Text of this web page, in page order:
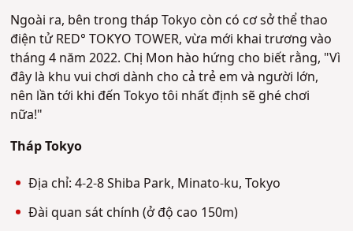
Ngoài ra, bên trong tháp Tokyo còn có cơ sở thể thao
điện tử RED° TOKYO TOWER, vừa mới khai trương vào
tháng 4 năm 2022. Chị Mon hào hứng cho biết rằng, "Vì
đây là khu vui chơi dành cho cả trẻ em và người lớn,
nên lần tới khi đến Tokyo tôi nhất định sẽ ghé chơi
nữa!"
Tháp Tokyo
Địa chỉ: 4-2-8 Shiba Park, Minato-ku, Tokyo
Đài quan sát chính (ở độ cao 150m)